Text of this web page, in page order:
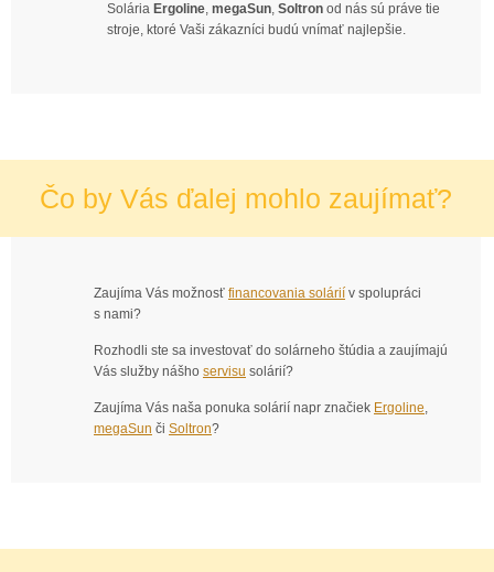
Solária Ergoline, megaSun, Soltron od nás sú práve tie
stroje, ktoré Vaši zákazníci budú vnímať najlepšie.
Čo by Vás ďalej mohlo zaujímať?
Zaujíma Vás možnosť financovania solárií v spolupráci
s nami?
Rozhodli ste sa investovať do solárneho štúdia a zaujímajú
Vás služby nášho servisu solárií?
Zaujíma Vás naša ponuka solárií napr značiek Ergoline,
megaSun či Soltron?